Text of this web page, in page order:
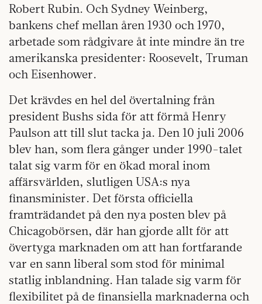
Robert Rubin. Och Sydney Weinberg,
bankens chef mellan åren 1930 och 1970,
arbetade som rådgivare åt inte mindre än tre
amerikanska presidenter: Roosevelt, Truman
och Eisenhower.
Det krävdes en hel del övertalning från
president Bushs sida för att förmå Henry
Paulson att till slut tacka ja. Den 10 juli 2006
blev han, som flera gånger under 1990-talet
talat sig varm för en ökad moral inom
affärsvärlden, slutligen USA:s nya
finansminister. Det första officiella
framträdandet på den nya posten blev på
Chicagobörsen, där han gjorde allt för att
övertyga marknaden om att han fortfarande
var en sann liberal som stod för minimal
statlig inblandning. Han talade sig varm för
flexibilitet på de finansiella marknaderna och